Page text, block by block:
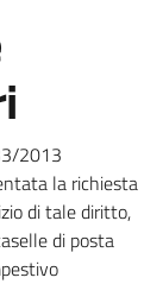
2013
la richiesta
di tale diritto,
di posta